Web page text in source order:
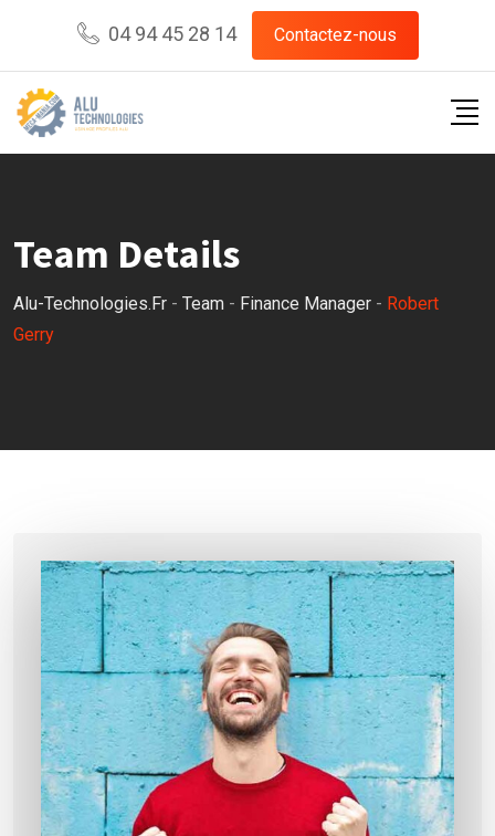
content
04 94 45 28 14 Contactez-nous
Team Details
Alu-Technologies.fr - Team - Finance Manager - Robert
Gerry